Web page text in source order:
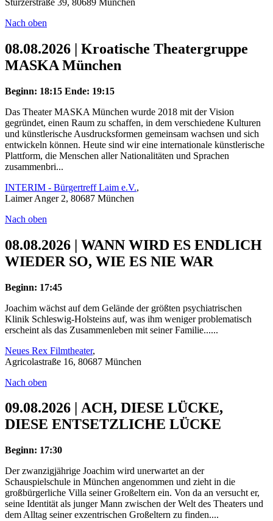
Stürzerstraße 39, 80689 München
Nach oben
08.08.2026 | Kroatische Theatergruppe
MASKA München
Beginn: 18:15 Ende: 19:15
Das Theater MASKA München wurde 2018 mit der Vision
gegründet, einen Raum zu schaffen, in dem verschiedene Kulturen
und künstlerische Ausdrucksformen gemeinsam wachsen und sich
entwickeln können. Heute sind wir eine internationale künstlerische
Plattform, die Menschen aller Nationalitäten und Sprachen
zusammenbri...
INTERIM - Bürgertreff Laim e.V.,
Laimer Anger 2, 80687 München
Nach oben
08.08.2026 | WANN WIRD ES ENDLICH
WIEDER SO, WIE ES NIE WAR
Beginn: 17:45
Joachim wächst auf dem Gelände der größten psychiatrischen
Klinik Schleswig-Holsteins auf, was ihm weniger problematisch
erscheint als das Zusammenleben mit seiner Familie......
Neues Rex Filmtheater,
Agricolastraße 16, 80687 München
Nach oben
09.08.2026 | ACH, DIESE LÜCKE,
DIESE ENTSETZLICHE LÜCKE
Beginn: 17:30
Der zwanzigjährige Joachim wird unerwartet an der
Schauspielschule in München angenommen und zieht in die
großbürgerliche Villa seiner Großeltern ein. Von da an versucht er,
seine Identität als junger Mann zwischen der Welt des Theaters und
dem Alltag seiner exzentrischen Großeltern zu finden....